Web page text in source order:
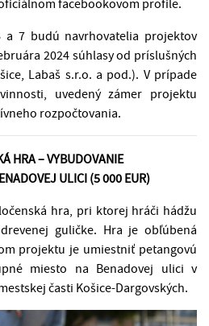
7 budú navrhovatelia projektov
2024 súhlasy od príslušných
Labaš s.r.o. a pod.). V prípade
uvedený zámer projektu
rozpočtovania.
HRA – VYBUDOVANIE
ULICI (5 000 EUR)
hra, pri ktorej hráči hádžu
guličke. Hra je obľúbená
projektu je umiestniť petangovú
miesto na Benadovej ulici v
časti Košice-Dargovských.